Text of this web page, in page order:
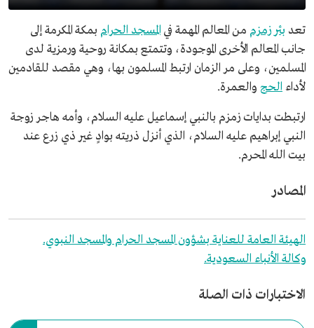
تعد بئر زمزم من المعالم المهمة في المسجد الحرام بمكة المكرمة إلى
جانب المعالم الأخرى الموجودة، وتتمتع بمكانة روحية ورمزية لدى
المسلمين، وعلى مر الزمان ارتبط المسلمون بها، وهي مقصد للقادمين
لأداء الحج والعمرة.
ارتبطت بدايات زمزم بالنبي إسماعيل عليه السلام، وأمه هاجر زوجة
النبي إبراهيم عليه السلام، الذي أنزل ذريته بوادٍ غير ذي زرع عند
بيت الله المحرم.
المصادر
الهيئة العامة للعناية بشؤون المسجد الحرام والمسجد النبوي.
وكالة الأنباء السعودية.
الاختبارات ذات الصلة